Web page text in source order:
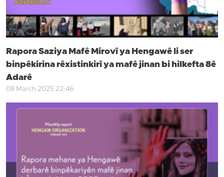
Rapora Saziya Mafê Mirovî ya Hengawê li ser
binpêkirina rêxistinkirî ya mafê jinan bi hilkefta 8ê
Adarê
08 March 2025 22:46